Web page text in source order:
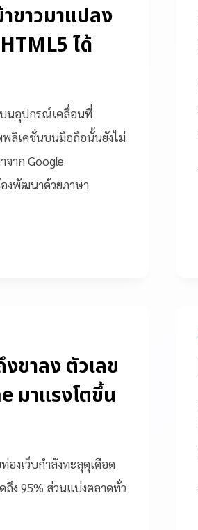
ขาวมาแปลง
ได้
บนอุปกรณ์เคลื่อนที่
ลิเคชั่นบนมือถือนั้นยังไม่
จาก Google
งพัฒนาด้วยภาษา
าลง ตัวเลข
มาแรงโตขึ้น
องเว็บกำลังทะลุดุเดือด
ถึง 95% ส่วนแบ่งตลาดทั่ว